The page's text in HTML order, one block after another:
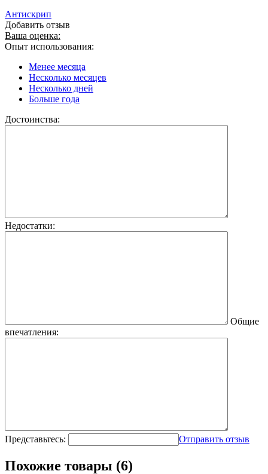
Антискрип
Добавить отзыв
Ваша оценка:
Опыт использования:
Менее месяца
Несколько месяцев
Несколько дней
Больше года
Достоинства:
Недостатки:
Общие
впечатления:
Представьтесь: Отправить отзыв
Похожие товары (6)